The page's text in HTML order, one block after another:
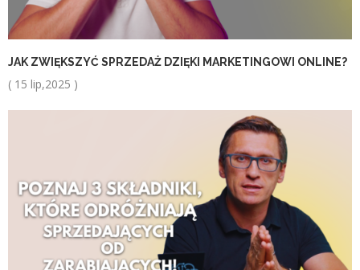
JAK ZWIĘKSZYĆ SPRZEDAŻ DZIĘKI MARKETINGOWI ONLINE?
( 15 lip,2025 )